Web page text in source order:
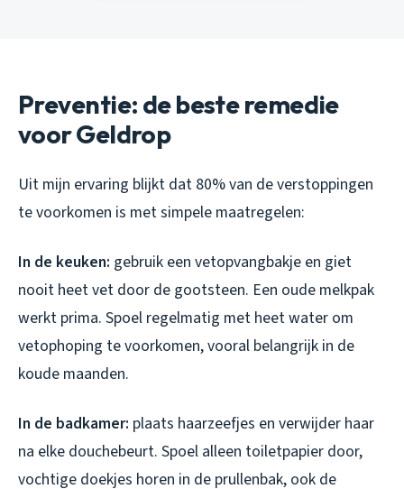
Preventie: de beste remedie
voor Geldrop
Uit mijn ervaring blijkt dat 80% van de verstoppingen
te voorkomen is met simpele maatregelen:
In de keuken: gebruik een vetopvangbakje en giet
nooit heet vet door de gootsteen. Een oude melkpak
werkt prima. Spoel regelmatig met heet water om
vetophoping te voorkomen, vooral belangrijk in de
koude maanden.
In de badkamer: plaats haarzeefjes en verwijder haar
na elke douchebeurt. Spoel alleen toiletpapier door,
vochtige doekjes horen in de prullenbak, ook de